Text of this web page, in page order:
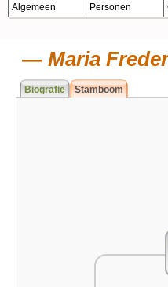
Algemeen Personen
Maria
Biografie Stamboom